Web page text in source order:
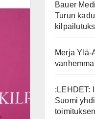
Bauer
Turun
Merja Ylä-
:LEHDET:
Suomi